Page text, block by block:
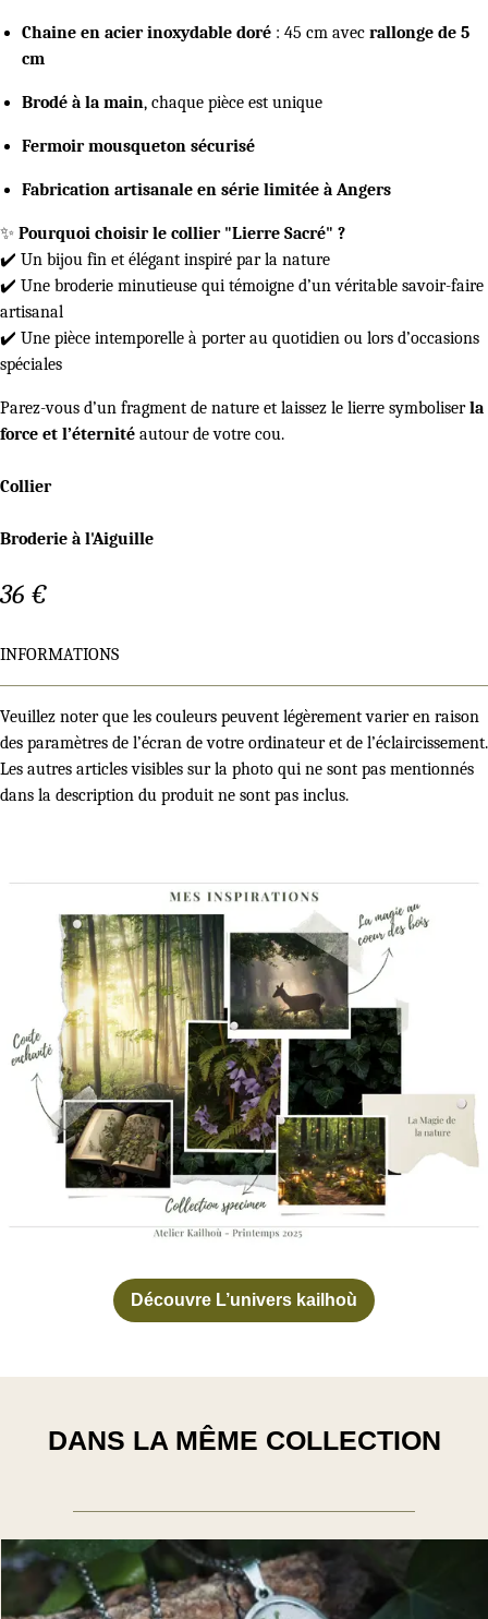
Chaine en acier inoxydable doré : 45 cm avec rallonge de 5
cm
Brodé à la main, chaque pièce est unique
Fermoir mousqueton sécurisé
Fabrication artisanale en série limitée à Angers
✨ Pourquoi choisir le collier "Lierre Sacré" ?
✔️ Un bijou fin et élégant inspiré par la nature
✔️ Une broderie minutieuse qui témoigne d’un véritable savoir-faire
artisanal
✔️ Une pièce intemporelle à porter au quotidien ou lors d’occasions
spéciales
Parez-vous d’un fragment de nature et laissez le lierre symboliserla
force et l’éternité autour de votre cou.
Collier
Broderie à l'Aiguille
36 €
INFORMATIONS
Veuillez noter que les couleurs peuvent légèrement varier en raison
des paramètres de l’écran de votre ordinateur et de l’éclaircissement.
Les autres articles visibles sur la photo qui ne sont pas mentionnés
dans la description du produit ne sont pas inclus.
Découvre L’univers kailhoù
DANS LA MÊME COLLECTION